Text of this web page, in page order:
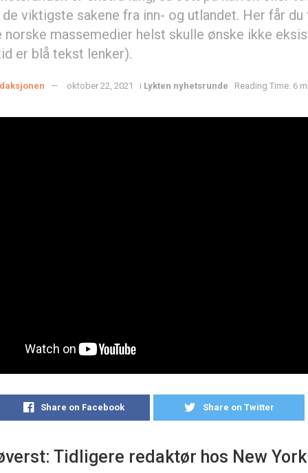
viktigste sakene fra inn- og utlandet. Her får du
norske massemedier helst skulle ønske ikke
er blå tekst lenker).
oktober 22, 2021 i Lykten nyhetsrunde Reading Time: 6
Share on Facebook Share on Twitter
Tidligere redaktør hos New